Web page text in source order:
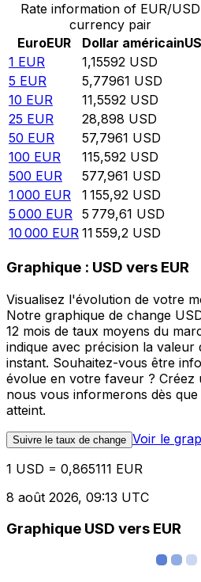
Rate information of EUR/USD
currency pair
EuroEUR Dollar américain
1 EUR 1,15592 USD
5 EUR 5,77961 USD
10 EUR 11,5592 USD
25 EUR 28,898 USD
50 EUR 57,7961 USD
100 EUR 115,592 USD
500 EUR 577,961 USD
1 000 EUR 1 155,92 USD
5 000 EUR 5 779,61 USD
10 000 EUR 11 559,2 USD
Graphique : USD vers EUR
Visualisez l'évolution de votre
Notre graphique de change
12 mois de taux moyens du
indique avec précision la
instant. Souhaitez-vous être
évolue en votre faveur ? Créez
nous vous informerons dès
atteint.
Suivre le taux de change Voir le
1 USD = 0,865111 EUR
8 août 2026, 09:13 UTC
Graphique USD vers EUR